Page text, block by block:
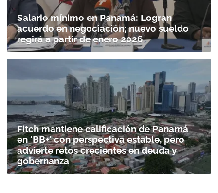
Salario mínimo en Panamá: Logran
acuerdo en negociación; nuevo sueldo
regirá a partir de enero 2026
Fitch mantiene calificación de Panamá
en ‘BB+’ con perspectiva estable, pero
advierte retos crecientes en deuda y
gobernanza